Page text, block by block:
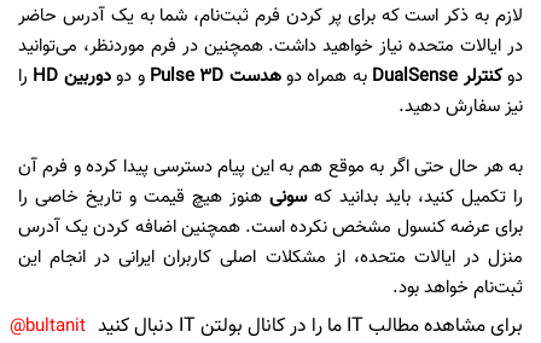
لازم به ذکر است که برای پر کردن فرم ثبت‌نام، شما به یک آدرس حاضر
در ایالات متحده نیاز خواهید داشت. همچنین در فرم موردنظر، می‌توانید
دوکنترلر DualSense به همراه دوهدست Pulse 3D و دودوربین HD
را
نیز سفارش دهید.
به هر حال حتی اگر به موقع هم به این پیام دسترسی پیدا کرده و فرم آن
را تکمیل کنید، باید بدانید کهسونی هنوز هیچ قیمت و تاریخ خاصی را
برای عرضه کنسول مشخص نکرده است. همچنین اضافه کردن یک آدرس
منزل در ایالات متحده، از مشکلات اصلی کاربران ایرانی در انجام این
ثبت‌نام خواهد بود.
برای مشاهده مطالب IT ما را در کانال بولتن IT دنبال کنید bultanit@